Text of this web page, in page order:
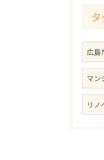
広島
マン
リノ